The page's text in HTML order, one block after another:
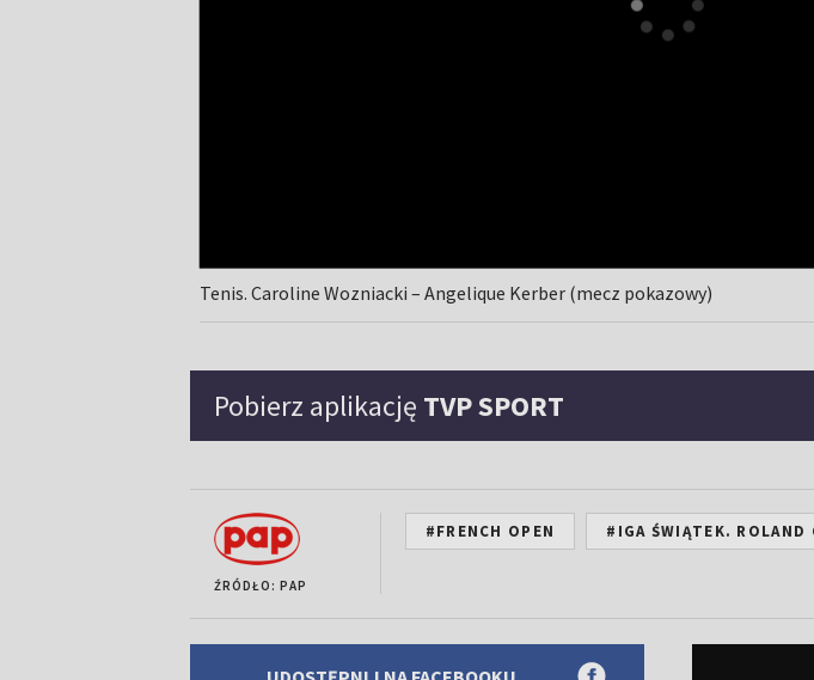
Tenis. Caroline Wozniacki – Angelique Kerber (mecz pokazowy)
Pobierz aplikację TVP SPORT
ŹRÓDŁO: PAP
#FRENCH OPEN #IGA ŚWIĄTEK. ROLAND